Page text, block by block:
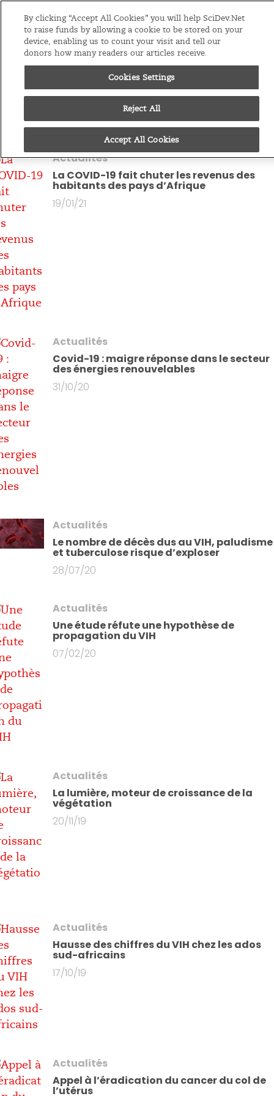
EditionsAfrique Sub-Saharienne
Vous êtes à tous les
articles parNelson
Mandela Ogema
Actualités
La COVID-19 fait chuter les revenus des
habitants des pays d’Afrique
19/01/21
Actualités
Covid-19 : maigre réponse dans le secteur
des énergies renouvelables
31/10/20
Actualités
Le nombre de décès dus au VIH, paludisme
et tuberculose risque d’exploser
28/07/20
Actualités
Une étude réfute une hypothèse de
propagation du VIH
07/02/20
Actualités
La lumière, moteur de croissance de la
végétation
20/11/19
Actualités
Hausse des chiffres du VIH chez les ados
sud-africains
17/10/19
Actualités
Appel à l’éradication du cancer du col de
l’utérus
By clicking “Accept All Cookies” you will help SciDev.Net
to raise funds by allowing a cookie to be stored on your
device, enabling us to count your visit and tell our
donors how many readers our articles receive.
Cookies Settings
Reject All
Accept All Cookies